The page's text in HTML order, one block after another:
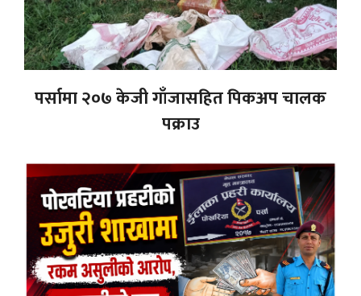
पर्सामा २०७ केजी गाँजासहित पिकअप चालक
पक्राउ